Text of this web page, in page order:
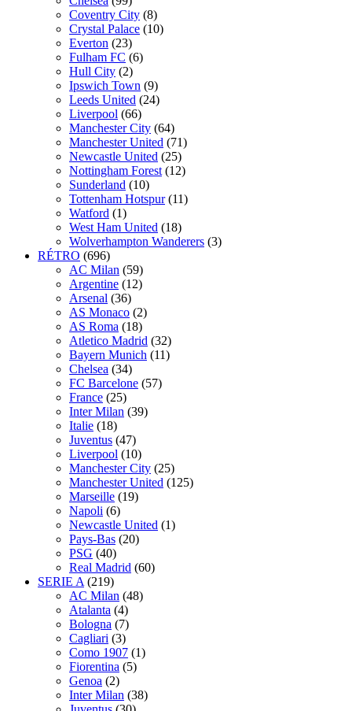
Coventry City (8)
Crystal Palace (10)
Everton (23)
Fulham FC (6)
Hull City (2)
Ipswich Town (9)
Leeds United (24)
Liverpool (66)
Manchester City (64)
Manchester United (71)
Newcastle United (25)
Nottingham Forest (12)
Sunderland (10)
Tottenham Hotspur (11)
Watford (1)
West Ham United (18)
Wolverhampton Wanderers (3)
RÉTRO (696)
AC Milan (59)
Argentine (12)
Arsenal (36)
AS Monaco (2)
AS Roma (18)
Atletico Madrid (32)
Bayern Munich (11)
Chelsea (34)
FC Barcelone (57)
France (25)
Inter Milan (39)
Italie (18)
Juventus (47)
Liverpool (10)
Manchester City (25)
Manchester United (125)
Marseille (19)
Napoli (6)
Newcastle United (1)
Pays-Bas (20)
PSG (40)
Real Madrid (60)
SERIE A (219)
AC Milan (48)
Atalanta (4)
Bologna (7)
Cagliari (3)
Como 1907 (1)
Fiorentina (5)
Genoa (2)
Inter Milan (38)